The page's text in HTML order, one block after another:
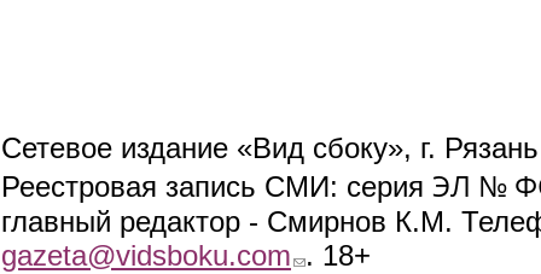
Сетевое издание «Вид сбоку», г.
Реестровая запись СМИ: серия ЭЛ №
главный редактор - Смирнов К.М.
gazeta@vidsboku.com (link sends e-mail)
. 18+